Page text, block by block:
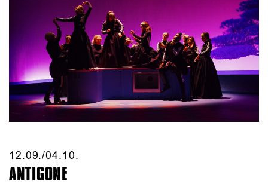
12.09./​04.10.​
ANTIGONE